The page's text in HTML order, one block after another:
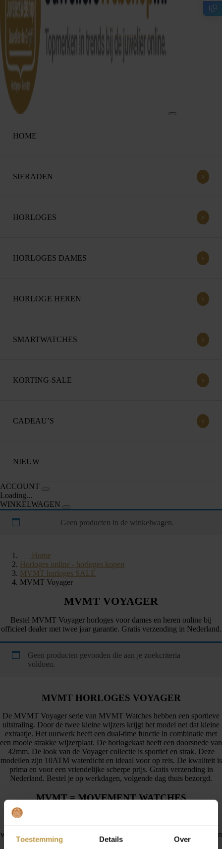
Toestemming Details Over
HOME
SIERADEN ›
HORLOGES ›
HORLOGES DAMES ›
HORLOGE HEREN ›
SMARTWATCHES ›
KORTING-SALE ›
CADEAU’S ›
NIEUW
ACCOUNT
Loading...
WINKELWAGEN
Geen producten in de winkelwagen.
Home
Horloges online - horloges kopen
MVMT horloges SALE
MVMT Voyager
MVMT VOYAGER
Bestel MVMT Voyager horloges voor dames en heren online bij
officieel dealer met twee jaar garantie. Gratis verzending in Nederland.
Geen producten gevonden die aan je zoekcriteria
voldoen.
MVMT HORLOGES VOYAGER
De MVMT Voyager serie van MVMT Watches hebben een sportieve
uitstraling. Door de twee kleine wijzers krijgt het model net dat kleine
extraatje. Het uurwerk heeft een dual-time functie in combinatie met
een mooie strakke wijzerplaat. De horlogekast heeft een doorsnede van
42mm. De look van de Voyager collectie is sportief en strak. Deze
modellen zijn 10ATM waterdicht en ideaal voor op reis. De kwaliteit is
prima en voor een vriendelijke scherpe prijs. Gratis verzending in
Nederland. Bestel je op werkdagen, volgende dag thuis bezorgd.
MVMT = MOVEMENT WATCHES
De horloges van MVMT kennen een bijzonder verhaal, vol in
beweging! Door te starten met crowdfunding werd het eerste
werkkapitaal binnen gehaald. De oprichters uit California, Jake Kassan
en Kramer La Plante, wilden de wereld wakker schudden met